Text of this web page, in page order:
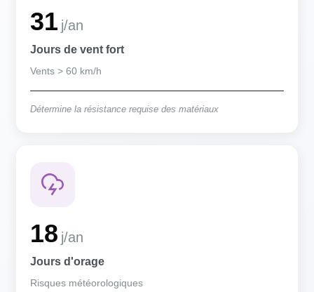
31 j/an
Jours de vent fort
Vents > 60 km/h
Détermine la résistance requise des matériaux
18 j/an
Jours d'orage
Risques météorologiques